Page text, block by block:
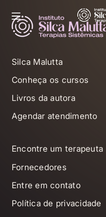
Silca Malutta
Conheça os cursos
Livros da autora
Agendar atendimento
Encontre um terapeuta
Fornecedores
Entre em contato
Política de privacidade